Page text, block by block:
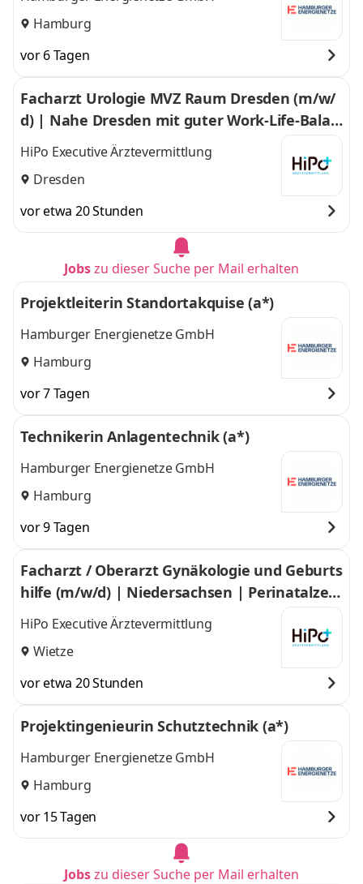
Hamburg
vor 6 Tagen
Facharzt Urologie MVZ Raum Dresden (m/w/
d) | Nahe Dresden mit guter Work-Life-Balan
ce im Großraum Dresden
HiPo Executive Ärztevermittlung
Dresden
vor etwa 20 Stunden
Jobszu dieser Suche per Mail erhalten
Projektleiterin Standortakquise (a*)
Hamburger Energienetze GmbH
Hamburg
vor 7 Tagen
Technikerin Anlagentechnik (a*)
Hamburger Energienetze GmbH
Hamburg
vor 9 Tagen
Facharzt / Oberarzt Gynäkologie und Geburts
hilfe (m/w/d) | Niedersachsen | Perinatalzen
trum | Endometriosezentrum | robotische C
hirurgie | Schwerpunktweiterbildung im Gro
ßraum Niedersachsen Nahe Niederlande
HiPo Executive Ärztevermittlung
Wietze
vor etwa 20 Stunden
Projektingenieurin Schutztechnik (a*)
Hamburger Energienetze GmbH
Hamburg
vor 15 Tagen
Jobszu dieser Suche per Mail erhalten